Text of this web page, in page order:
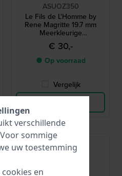
ASUOZ350
Le Fils de L'Homme by
Rene Magritte 19.7 mm
Meerkleurige
siliconenrubber band
€ 30,-
● Op voorraad
Vergelijk
verschillende
sommige
uw toestemming
en